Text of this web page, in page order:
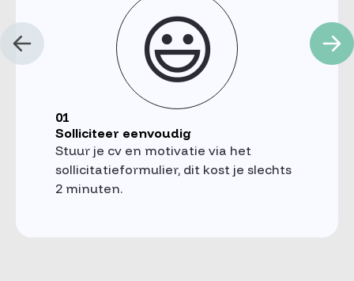
😃
01
Solliciteer eenvoudig
Stuur je cv en motivatie via het
sollicitatieformulier, dit kost je slechts
2 minuten.